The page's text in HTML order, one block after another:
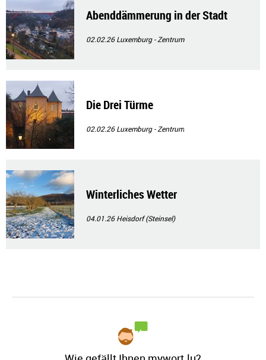
Abenddämmerung in der Stadt
02.02.26Luxemburg - Zentrum
Die Drei Türme
02.02.26Luxemburg - Zentrum
Winterliches Wetter
04.01.26Heisdorf (Steinsel)